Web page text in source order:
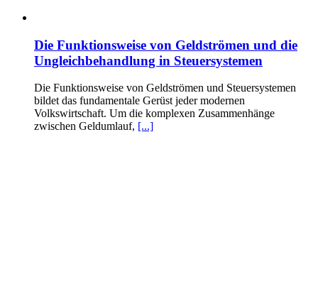
Die Funktionsweise von Geldströmen und die
Ungleichbehandlung in Steuersystemen
Die Funktionsweise von Geldströmen und Steuersystemen
bildet das fundamentale Gerüst jeder modernen
Volkswirtschaft. Um die komplexen Zusammenhänge
zwischen Geldumlauf, [...]